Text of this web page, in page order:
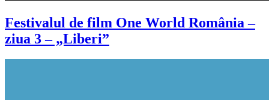
Festivalul de film One World România –
ziua 3 – „Liberi”